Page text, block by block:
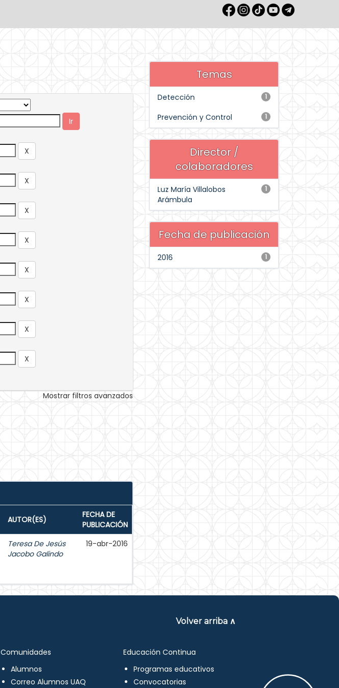
Mostrar filtros avanzados
AUTOR(ES)
FECHA DE
PUBLICACIÓN
Teresa De Jesús
Jacobo Galindo
19-abr-2016
Temas
1
Detección
1
Prevención y Control
Director /
colaboradores
1
Luz María Villalobos
Arámbula
Fecha de publicación
1
2016
Volver arriba ∧
Comunidades
Alumnos
Correo Alumnos UAQ
Educación Continua
Programas educativos
Convocatorias